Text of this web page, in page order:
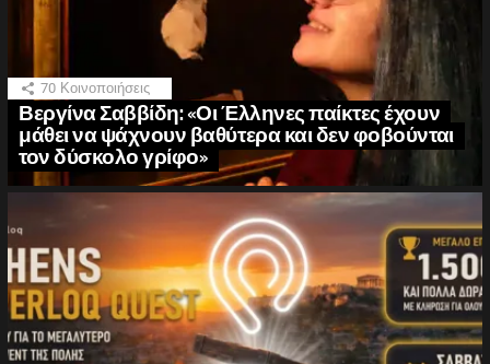
70 Κοινοποιήσεις
Βεργίνα Σαββίδη: «Οι Έλληνες παίκτες έχουν
μάθει να ψάχνουν βαθύτερα και δεν φοβούνται
τον δύσκολο γρίφο»